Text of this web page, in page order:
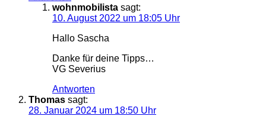
wohnmobilista sagt:
10. August 2022 um 18:05 Uhr
Hallo Sascha
Danke für deine Tipps…
VG Severius
Antworten
Thomas sagt:
28. Januar 2024 um 18:50 Uhr